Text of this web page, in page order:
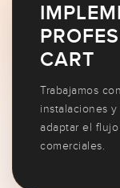
CART
Trabajamos
instalaciones
adaptar el
comerciales.